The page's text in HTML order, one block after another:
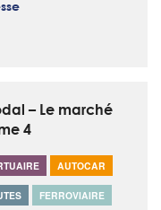
– Le marché
4
AUTOCAR
FERROVIAIRE